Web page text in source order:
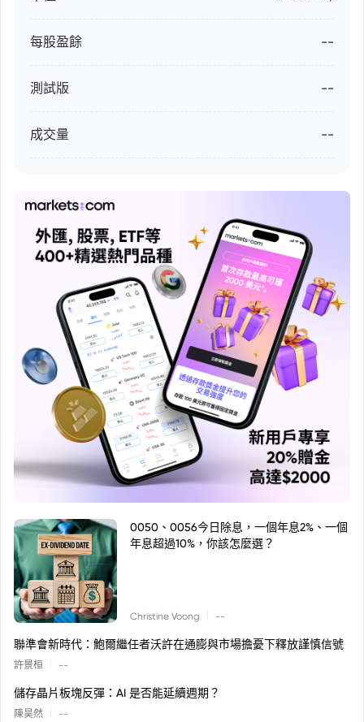
每股盈餘 --
測試版 --
成交量 --
0050、0056今日除息，一個年息2%、一個
年息超過10%，你該怎麼選？
Christine Voong --
聯準會新時代：鮑爾繼任者沃許在通膨與市場擔憂下釋放謹慎信號
許景桓 --
儲存晶片板塊反彈：AI 是否能延續週期？
陳昊然 --